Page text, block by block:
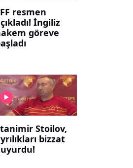
resmen
İngiliz
göreve
Stoilov,
bizzat